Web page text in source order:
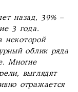
назад, 39% –
3 года.
некоторой
облик ряда
Многие
выглядят
отражается